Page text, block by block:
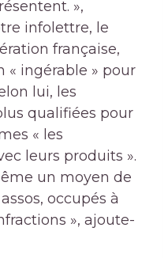
»,
infolettre, le
française,
ingérable » pour
lui, les
qualifiées pour
« les
leurs produits ».
un moyen de
occupés à
», ajoute-